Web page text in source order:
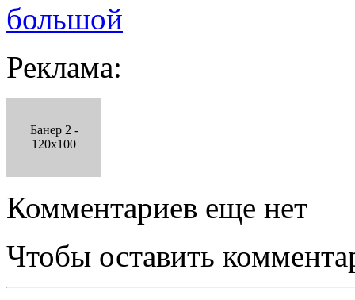
большой
Реклама:
Банер 2 -
120x100
Комментариев еще нет
Чтобы оставить